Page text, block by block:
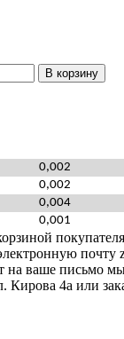
В корзину
0,002
0,002
0,004
0,001
на ваше письмо
Кирова 4а или